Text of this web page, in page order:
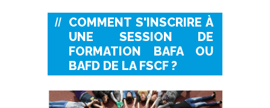
COMMENT S'INSCRIRE À
UNE SESSION DE
FORMATION BAFA OU
BAFD DE LA FSCF ?